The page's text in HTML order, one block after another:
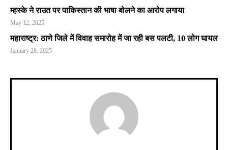
म्हस्के ने राउत पर पाकिस्तान की भाषा बोलने का आरोप लगाया
May 12, 2025
महाराष्ट्र: ठाणे जिले में विवाह समारोह में जा रही बस पलटी, 10 लोग घायल
January 28, 2025